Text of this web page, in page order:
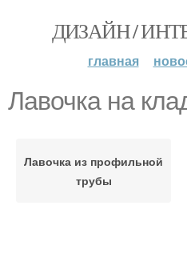
ДИЗАЙН /
главная
Лавочка на
Лавочка из профильной
трубы